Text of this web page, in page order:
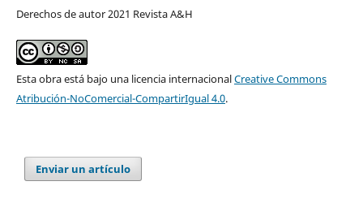
Derechos de autor 2021 Revista A&H
Esta obra está bajo una licencia internacionalCreative Commons
Atribución-NoComercial-CompartirIgual 4.0.
Enviar un artículo